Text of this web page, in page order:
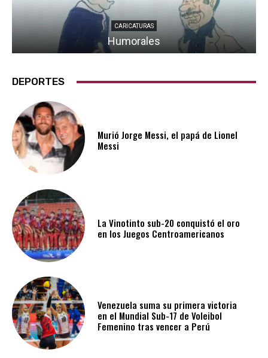
CARICATURAS
Humorales
DEPORTES
Murió Jorge Messi, el papá de Lionel
Messi
La Vinotinto sub-20 conquistó el oro
en los Juegos Centroamericanos
Venezuela suma su primera victoria
en el Mundial Sub-17 de Voleibol
Femenino tras vencer a Perú